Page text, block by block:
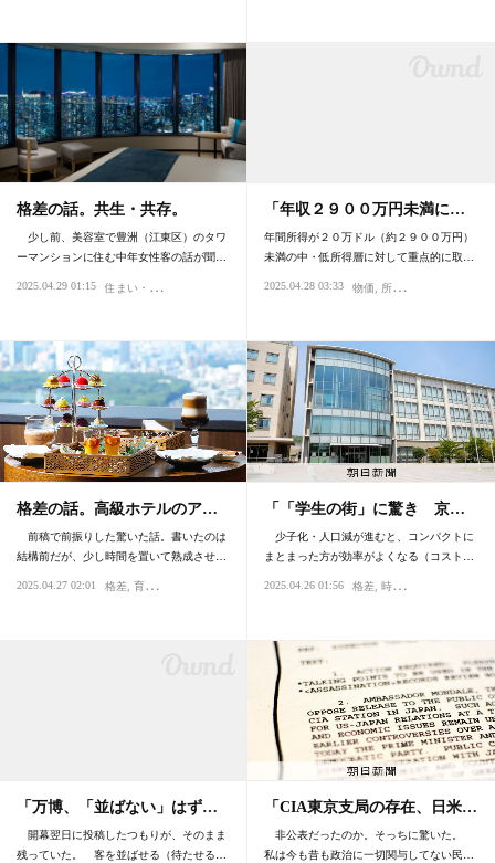
格差の話。共生・共存。
少し前、美容室で豊洲（江東区）のタワ
ーマンションに住む中年女性客の話が聞…
2025.04.29 01:15 住
まい・不動産 育ち・マナー 時代 社会 心理・精神性
「年収２９００万円未満に…
年間所得が２０万ドル（約２９００万円）
未満の中・低所得層に対して重点的に取…
2025.04.28 03:33 物価 所得・年収
格差の話。高級ホテルのア…
前稿で前振りした驚いた話。書いたのは
結構前だが、少し時間を置いて熟成させ…
2025.04.27 02:01 格差 育ち・マナー
「「学生の街」に驚き 京…
少子化・人口減が進むと、コンパクトに
まとまった方が効率がよくなる（コスト…
2025.04.26 01:56 格差 時代
「万博、「並ばない」はず…
開幕翌日に投稿したつもりが、そのまま
残っていた。 客を並ばせる（待たせる…
「CIA東京支局の存在、日米…
非公表だったのか。そっちに驚いた。
私は今も昔も政治に一切関与してない民…